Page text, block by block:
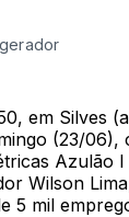
em Silves
(23/06),
Azulão
Wilson
5 mil